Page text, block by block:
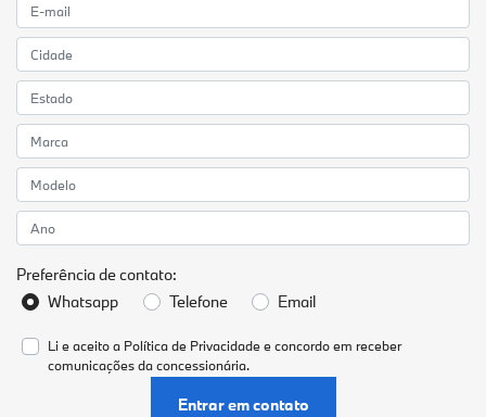
Preferência de contato:
Whatsapp
Telefone Email
Li e aceito a Política de Privacidadee concordo em receber
comunicações da concessionária.
Entrar em contato